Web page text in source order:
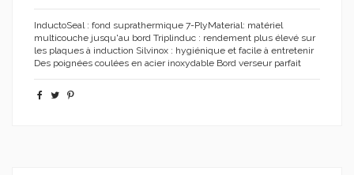
InductoSeal : fond suprathermique 7-PlyMaterial: matériel
multicouche jusqu'au bord Triplinduc : rendement plus élevé sur
les plaques à induction Silvinox : hygiénique et facile à entretenir
Des poignées coulées en acier inoxydable Bord verseur parfait